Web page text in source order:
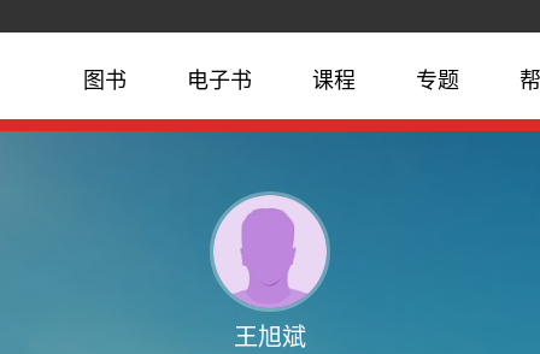
图书 电子书 课程 专题
王旭斌